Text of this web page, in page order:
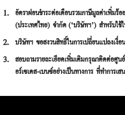
1. อัตราผ่อนชำระต่อเดือนรวมภาษีมูลค่าเพิ่ม
(ประเทศไทย) จำกัด (‘บริษัทฯ’) สำหรับใช้
2. บริษัทฯ ขอสงวนสิทธิ์ในการเปลี่ยนแปลงเงื่
3. สอบถามรายละเอียดเพิ่มเติมกรุณาติดต่อศู
อร์เซเดส-เบนซ์อย่างเป็นทางการ ที่ทำการเ